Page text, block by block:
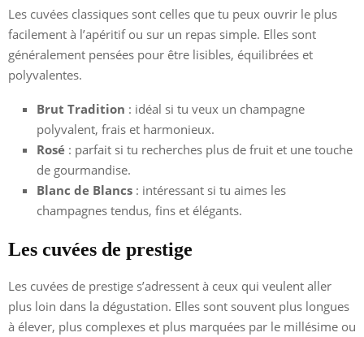
Les cuvées classiques sont celles que tu peux ouvrir le plus
facilement à l’apéritif ou sur un repas simple. Elles sont
généralement pensées pour être lisibles, équilibrées et
polyvalentes.
Brut Tradition : idéal si tu veux un champagne
polyvalent, frais et harmonieux.
Rosé : parfait si tu recherches plus de fruit et une touche
de gourmandise.
Blanc de Blancs : intéressant si tu aimes les
champagnes tendus, fins et élégants.
Les cuvées de prestige
Les cuvées de prestige s’adressent à ceux qui veulent aller
plus loin dans la dégustation. Elles sont souvent plus longues
à élever, plus complexes et plus marquées par le millésime ou